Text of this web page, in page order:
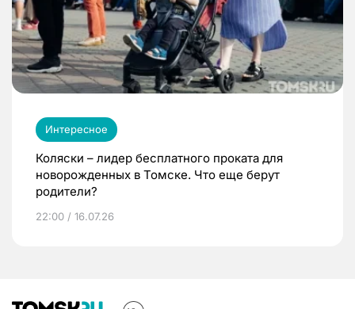
Интересное
Коляски – лидер бесплатного проката для
новорожденных в Томске. Что еще берут
родители?
22:00 / 16.07.26